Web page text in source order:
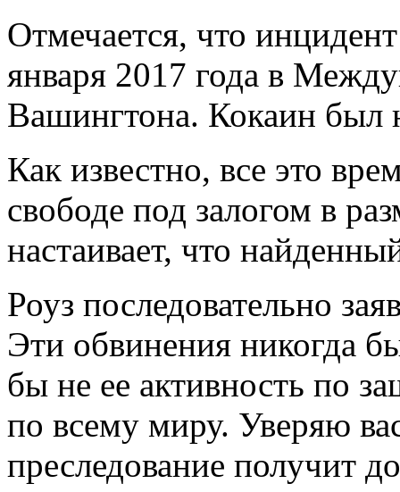
Отмечается, что
января 2017 года в
Вашингтона. Кокаин был
Как известно, все это
свободе под залогом в
настаивает, что
Роуз последовательно
Эти обвинения никогда
бы не ее активность по
по всему миру. Уверяю
преследование получит